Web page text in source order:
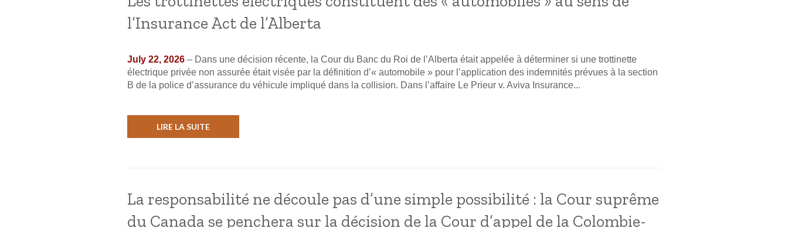
l’Insurance Act de l’Alberta
July 22, 2026 – Dans une décision récente, la Cour du Banc du Roi de l’Alberta était appelée à déterminer si une trottinette
électrique privée non assurée était visée par la définition d’« automobile » pour l’application des indemnités prévues à la section
B de la police d’assurance du véhicule impliqué dans la collision. Dans l’affaire Le Prieur v. Aviva Insurance...
LIRE LA SUITE
La responsabilité ne découle pas d’une simple possibilité : la Cour suprême
du Canada se penchera sur la décision de la Cour d’appel de la Colombie-